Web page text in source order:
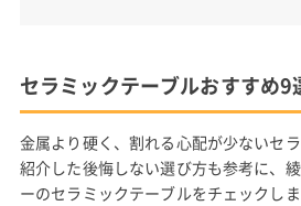
セラミックテーブルおすすめ9
金属より硬く、割れる心配が少ないセラ
紹介した後悔しない選び方も参考に、
ーのセラミックテーブルをチェックしま